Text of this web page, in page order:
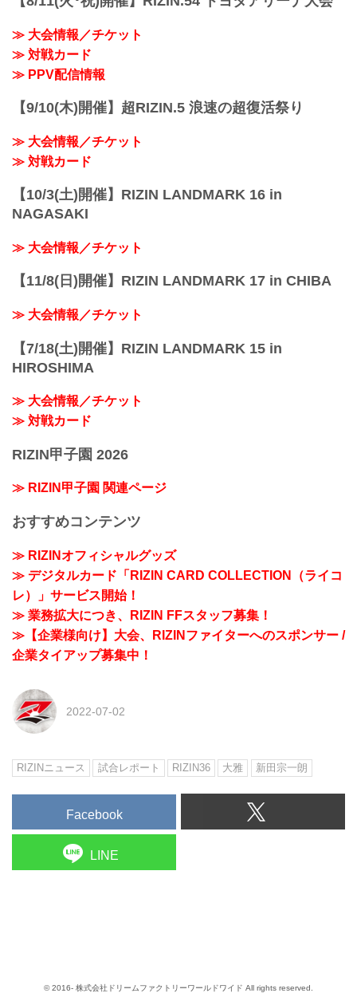
日時
予定時間が前後することがありますので
ご了承ください。
那覇バスターミナルより「...
≫ 大会情報／チケット
≫ 対戦カード
≫ PPV配信情報
【9/10(木)開催】超RIZIN.5 浪速の超復活祭り
≫ 大会情報／チケット
≫ 対戦カード
【10/3(土)開催】RIZIN LANDMARK 16 in
NAGASAKI
≫ 大会情報／チケット
【11/8(日)開催】RIZIN LANDMARK 17 in CHIBA
≫ 大会情報／チケット
【7/18(土)開催】RIZIN LANDMARK 15 in
HIROSHIMA
≫ 大会情報／チケット
≫ 対戦カード
RIZIN甲子園 2026
≫ RIZIN甲子園 関連ページ
おすすめコンテンツ
≫ RIZINオフィシャルグッズ
≫ デジタルカード「RIZIN CARD COLLECTION（ライコ
レ）」サービス開始！
≫ 業務拡大につき、RIZIN FFスタッフ募集！
≫【企業様向け】大会、RIZINファイターへのスポンサー /
企業タイアップ募集中！
2022-07-02
RIZINニュース 試合レポート RIZIN36 大雅 新田宗一朗
Facebook
LINE
© 2016- 株式会社ドリームファクトリーワールドワイド All rights reserved.